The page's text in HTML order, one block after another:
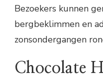
Bezoekers kunnen
bergbeklimmen en
zonsondergangen
Chocolate